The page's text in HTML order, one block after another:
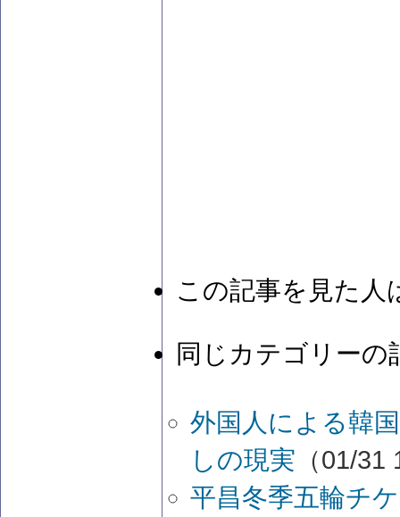
この記事を見た人
同じカテゴリーの
外国人による韓
しの現実 （01/
平昌冬季五輪チ